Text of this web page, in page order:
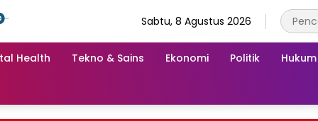
Sabtu, 8 Agustus 2026
Health Tekno & Sains Ekonomi Politik Hukum